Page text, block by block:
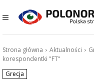
Strona główna Aktualności
korespondentki "FT"
Grecja